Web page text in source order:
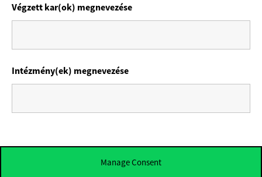
Manage Consent
Végzett kar(ok) megnevezése
Intézmény(ek) megnevezése
Munkahelyi adatok